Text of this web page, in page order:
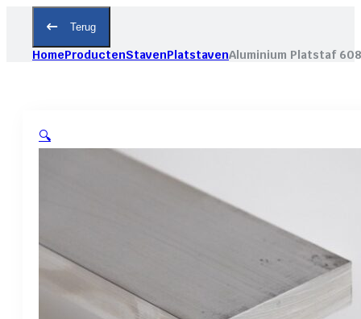
Terug
HomeProductenStavenPlatstavenAluminium Platstaf
🔍